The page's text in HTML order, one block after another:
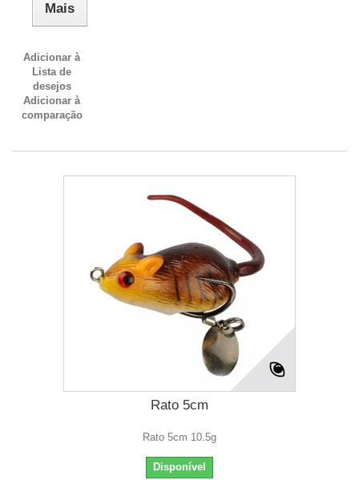
Mais
Adicionar à
Lista de
desejos
Adicionar à
comparação
Rato 5cm
Rato 5cm 10.5g
Disponível